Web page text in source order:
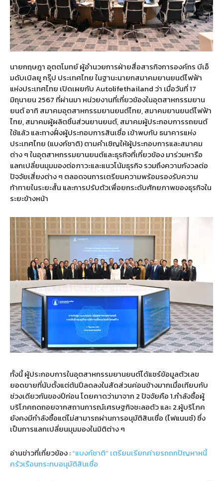
นายกฤษฎา อุตตโมทย์ ผู้อำนวยการฝ่ายสื่อสารกิจการองค์กร บีเอ็
มดับเบิลยู กรุ๊ป ประเทศไทย ในฐานะนายกสมาคมยานยนต์ไฟฟ้า
แห่งประเทศไทย เปิดเผยกับ Autolifethailand ว่า เมื่อวันที่ 17
มิถุนายน 2567 ที่ผ่านมา หน่วยงานที่เกี่ยวข้องในอุตสาหกรรมยาน
ยนต์ อาทิ สมาคมอุตสาหกรรมยานยนต์ไทย, สมาคมยานยนต์ไฟฟ้า
ไทย, สมาคมผู้ผลิตชิ้นส่วนยานยนต์, สมาคมผู้ประกอบการรถยนต์
ใช้แล้ว และทางฝั่งผู้ประกอบการสินเชื่อ เข้าพบกับ ธนาคารแห่ง
ประเทศไทย (แบงก์ชาติ) ตามคำเชิญให้ผู้ประกอบการและสมาคม
ต่าง ๆ ในอุตสาหกรรมยานยนต์และธุรกิจที่เกี่ยวข้อง มาร่วมหารือ
แลกเปลี่ยนมุมมองต่อภาวะและแนวโน้มธุรกิจ รวมถึงความกังวลต่อ
ปัจจัยเสี่ยงต่าง ๆ ตลอดจนการเตรียมความพร้อมรองรับความ
ท้าทายในระยะสั้น และการปรับตัวเพื่อยกระดับศักยภาพของธุรกิจใน
ระยะข้างหน้า
ทั้งนี้ ผู้ประกอบการในอุตสาหกรรมยานยนต์ได้แชร์ข้อมูลตัวเลข
ยอดขายที่นับตั้งแต่ต้นปีลดลงในสัดส่วนค่อนข้างมากเมื่อเทียบกับ
ช่วงเดียวกันของปีก่อน โดยคาดว่ามาจาก 2 ปัจจัยคือ 1.กำลังซื้อผู้
บริโภคถดถอยจากสถานการณ์เศรษฐกิจชะลอตัว และ 2.ผู้บริโภค
ยังคงมีกำลังซื้อแต่ไม่สามารถผ่านการอนุมัติสินเชื่อ (ไฟแนนซ์) ซึ่ง
เป็นการแลกเปลี่ยนมุมมองในมิติต่าง ๆ
อ่านข่าวที่เกี่ยวข้อง :“แบงก์ชาติ” เตรียมเรียกค่ายรถถกปัญหาหนี้
ครัวเรือนกระทบอนุมัติสินเชื่อ